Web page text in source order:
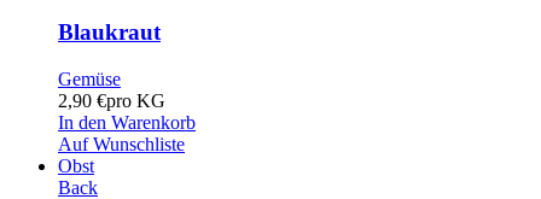
Blaukraut
Gemüse
2,90 €pro KG
In den Warenkorb
Auf Wunschliste
Obst
Back